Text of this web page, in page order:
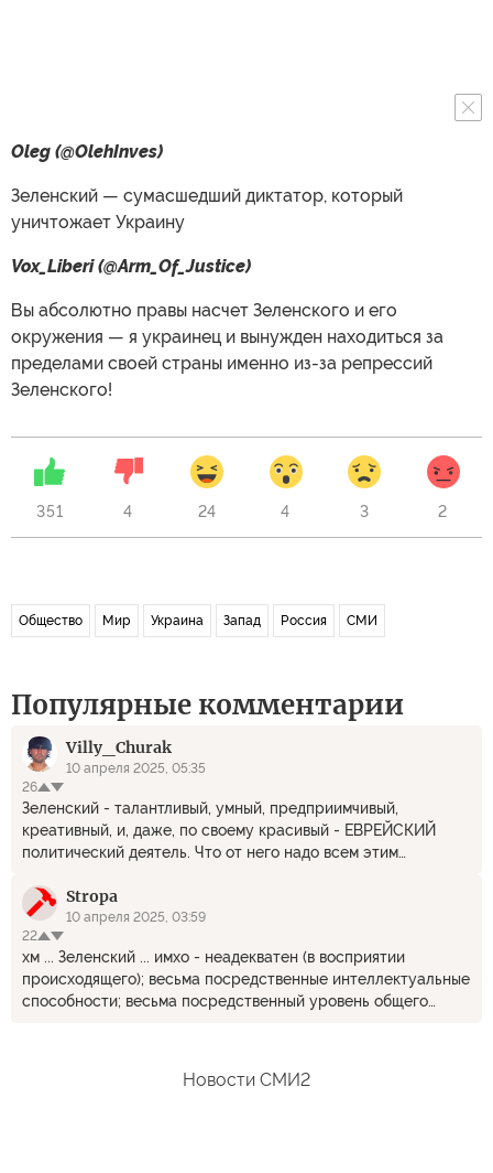
Oleg (@OlehInves)
Зеленский — сумасшедший диктатор, который
уничтожает Украину
Vox_Liberi (@Arm_Of_Justice)
Вы абсолютно правы насчет Зеленского и его
окружения — я украинец и вынужден находиться за
пределами своей страны именно из-за репрессий
Зеленского!
351 4 24 4 3 2
Общество Мир Украина Запад Россия СМИ
Популярные комментарии
Villy_Churak
10 апреля 2025, 05:35
26
Зеленский - талантливый, умный, предприимчивый,
креативный, и, даже, по своему красивый - ЕВРЕЙСКИЙ
политический деятель. Что от него надо всем этим
Stropa
10 апреля 2025, 03:59
22
хм ... Зеленский ... имхо - неадекватен (в восприятии
происходящего); весьма посредственные интеллектуальные
способности; весьма посредственный уровень общего
аналогия - «Если Бога нет, всё позволено») /// Но он
Новости СМИ2